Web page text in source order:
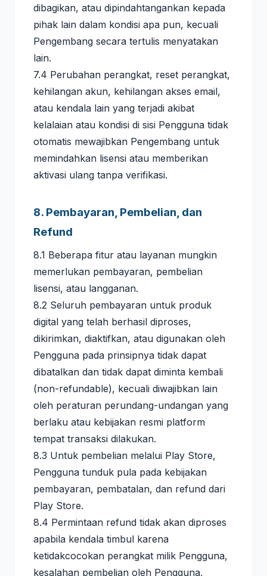
dibagikan, atau dipindahtangankan kepada
pihak lain dalam kondisi apa pun, kecuali
Pengembang secara tertulis menyatakan
lain.
7.4 Perubahan perangkat, reset perangkat,
kehilangan akun, kehilangan akses email,
atau kendala lain yang terjadi akibat
kelalaian atau kondisi di sisi Pengguna tidak
otomatis mewajibkan Pengembang untuk
memindahkan lisensi atau memberikan
aktivasi ulang tanpa verifikasi.
8. Pembayaran, Pembelian, dan
Refund
8.1 Beberapa fitur atau layanan mungkin
memerlukan pembayaran, pembelian
lisensi, atau langganan.
8.2 Seluruh pembayaran untuk produk
digital yang telah berhasil diproses,
dikirimkan, diaktifkan, atau digunakan oleh
Pengguna pada prinsipnya tidak dapat
dibatalkan dan tidak dapat diminta kembali
(non-refundable), kecuali diwajibkan lain
oleh peraturan perundang-undangan yang
berlaku atau kebijakan resmi platform
tempat transaksi dilakukan.
8.3 Untuk pembelian melalui Play Store,
Pengguna tunduk pula pada kebijakan
pembayaran, pembatalan, dan refund dari
Play Store.
8.4 Permintaan refund tidak akan diproses
apabila kendala timbul karena
ketidakcocokan perangkat milik Pengguna,
kesalahan pembelian oleh Pengguna,